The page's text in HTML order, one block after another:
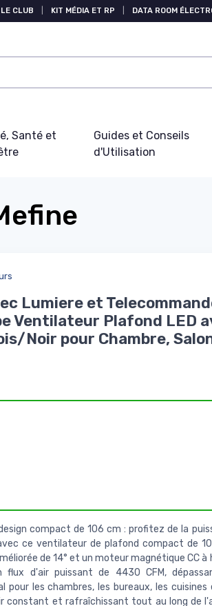
CLUB KIT MÉDIA ET RP DATA ROOM
Santé et
Guides et Conseils
d'Utilisation
Lumiere et
Ventilateur Plafond LED
Noir pour Chambre,
compact de 106 cm : profitez de la
ce ventilateur de plafond compact de
de 14° et un moteur magnétique CC à
d'air puissant de 4430 CFM,
pour les chambres, les bureaux, les cuisines
constant et rafraîchissant tout au long de